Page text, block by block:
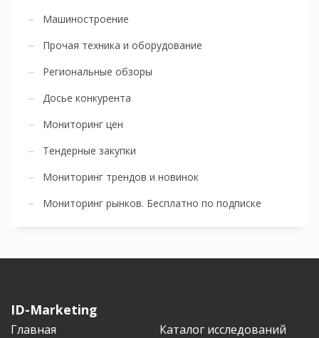
Машиностроение
Прочая техника и оборудование
Региональные обзоры
Досье конкурента
Мониторинг цен
Тендерные закупки
Мониторинг трендов и новинок
Мониторинг рынков. Бесплатно по подписке
ID-Marketing
Главная
Каталог исследований